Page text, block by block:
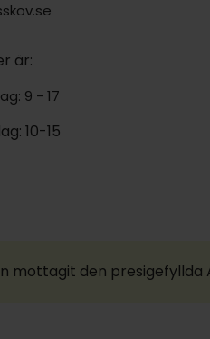
är:
9 - 17
10-15
den presigefyllda